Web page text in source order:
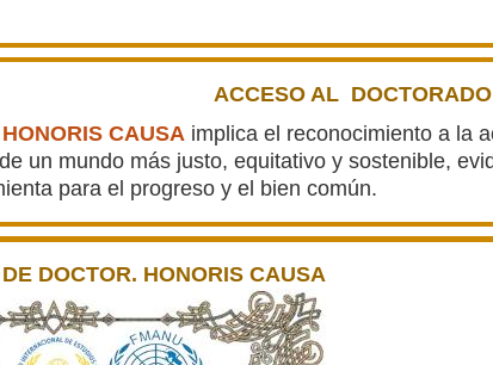
ACCESO AL
CAUSA implica el reconocimiento a la
un mundo más justo, equitativo y sostenible,
para el progreso y el bien común.
DOCTOR. HONORIS CAUSA